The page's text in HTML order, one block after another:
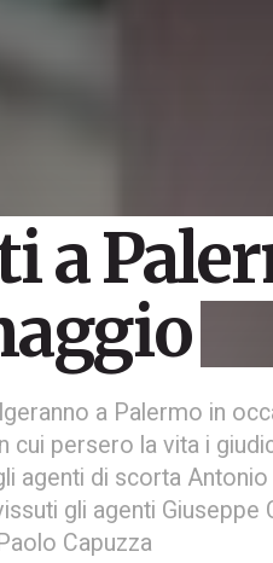
a
a Palermo in
cui persero la vita i
agenti di scorta
gli agenti Giuseppe
Capuzza